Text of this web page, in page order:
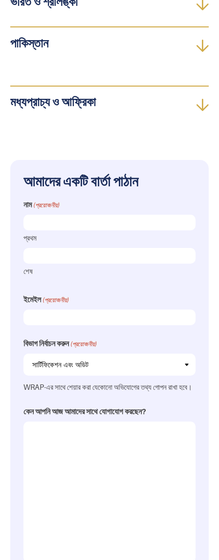
পাকিস্তান
মধ্যপ্রাচ্য ও আফ্রিকা
আমাদের একটি বার্তা পাঠান
নাম (প্রয়োজনীয়)
প্রথম
শেষ
ইমেইল (প্রয়োজনীয়)
বিভাগ নির্বাচন করুন (প্রয়োজনীয়)
WRAP-এর সাথে শেয়ার করা যেকোনো অভিযোগের তথ্য গোপন রাখা হবে।
কেন আপনি আজ আমাদের সাথে যোগাযোগ করছেন?